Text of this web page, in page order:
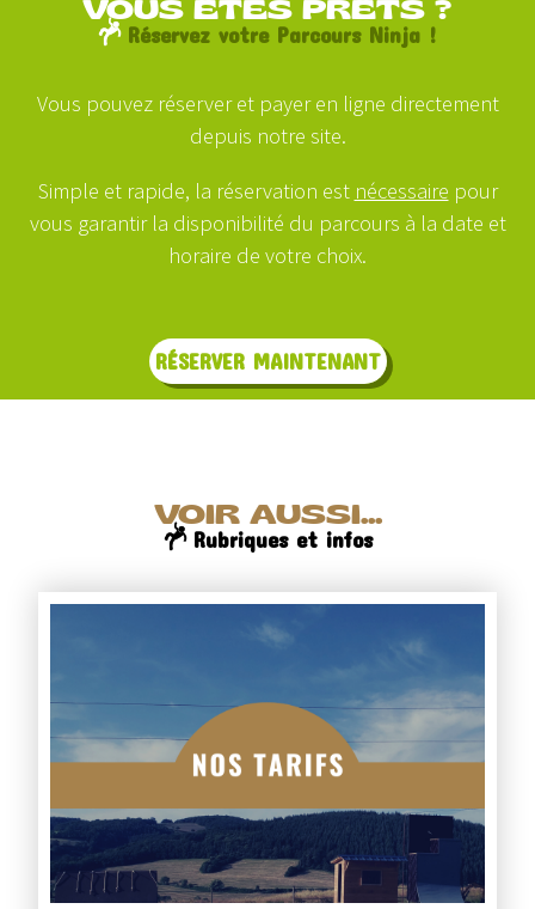
VOUS ÊTES PRÊTS ?
Réservez votre Parcours Ninja !
Vous pouvez réserver et payer en ligne directement
depuis notre site.
Simple et rapide, la réservation est nécessaire pour
vous garantir la disponibilité du parcours à la date et
horaire de votre choix.
RÉSERVER MAINTENANT
VOIR AUSSI...
Rubriques et infos